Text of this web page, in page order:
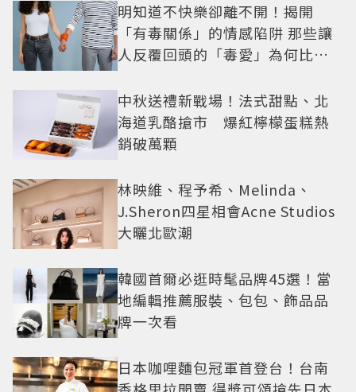
明知道不快樂卻離不開！揭開
「有毒關係」的情感陷阱 那些讓
人反覆回頭的「毒愛」為何比菸
中秋送禮新戰場！法式甜點、北
海道乳酪搶市 爆紅檸檬蛋糕熱
銷破萬顆
林映維、程予希、Melinda、
J.Sheron四星相會Acne Studios
大曬北歐潮
韓國首爾必逛時髦品牌45選！當
地編輯推薦服裝、包包、飾品品
牌一次看
日本咖哩麵包冠軍首登台！台南